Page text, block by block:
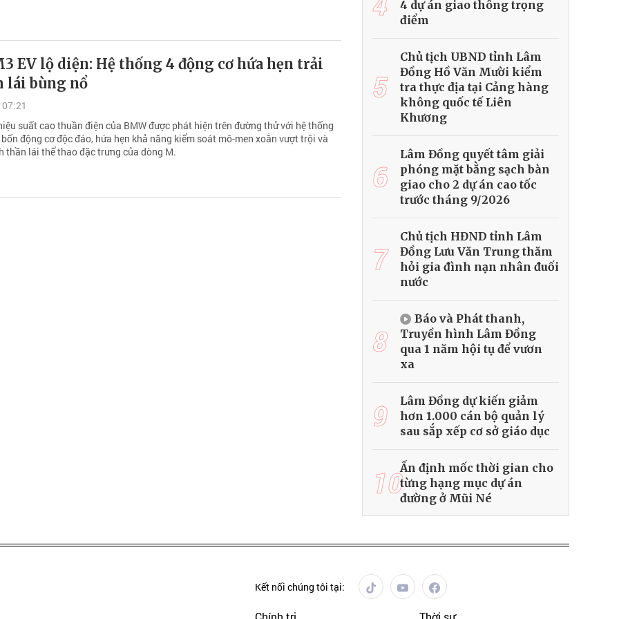
EV lộ diện: Hệ thống 4 động cơ hứa hẹn trải
lái bùng nổ
suất cao thuần điện của BMW được phát hiện trên đường thử với hệ thống
động cơ độc đáo, hứa hẹn khả năng kiểm soát mô-men xoắn vượt trội và
thần lái thể thao đặc trưng của dòng M.
4 dự án giao thông trọng
điểm
5
Chủ tịch UBND tỉnh Lâm
Đồng Hồ Văn Mười kiểm
tra thực địa tại Cảng hàng
không quốc tế Liên
Khương
6
Lâm Đồng quyết tâm giải
phóng mặt bằng sạch bàn
giao cho 2 dự án cao tốc
trước tháng 9/2026
7
Chủ tịch HĐND tỉnh Lâm
Đồng Lưu Văn Trung thăm
hỏi gia đình nạn nhân đuối
nước
8
Báo và Phát thanh,
Truyền hình Lâm Đồng
qua 1 năm hội tụ để vươn
xa
9
Lâm Đồng dự kiến giảm
hơn 1.000 cán bộ quản lý
sau sắp xếp cơ sở giáo dục
10Ấn định mốc thời gian cho
từng hạng mục dự án
đường ở Mũi Né
Kết nối chúng tôi tại: